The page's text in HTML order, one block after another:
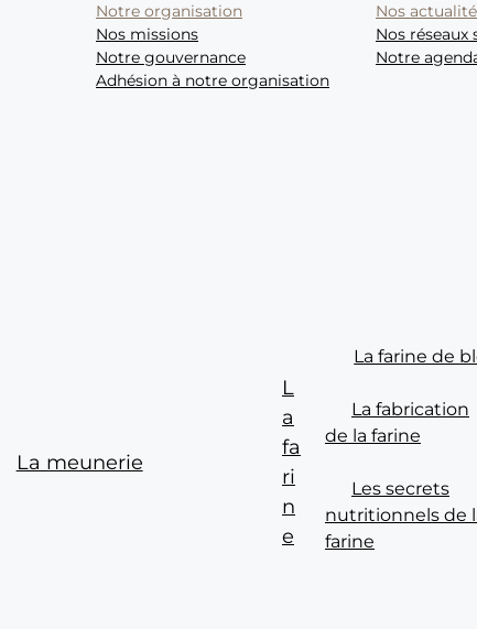
ANMF : Association nationale de la meunerie française
La meunerie
L
a
fa
ri
n
e
La farine de
La fabrication
de la farine
Les secrets
nutritionnels de
farine
Notre organisation
Nos missions
Notre gouvernance
Adhésion à notre organisation
Nos
Nos réseaux
Notre